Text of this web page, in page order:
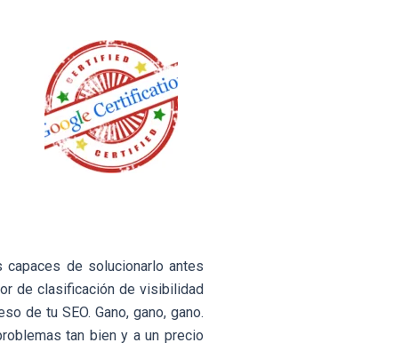
de solucionarlo antes